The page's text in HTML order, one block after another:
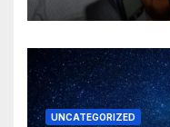
UNCATEGORIZED